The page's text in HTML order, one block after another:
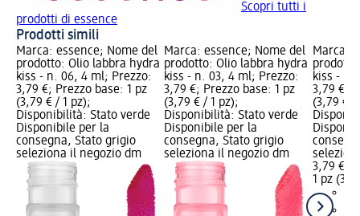
Scopri tutti i
prodotti di essence
Prodotti simili
Marca: essence; Nome del
prodotto: Olio labbra hydra
kiss - n. 06, 4 ml; Prezzo:
3,79 €; Prezzo base: 1 pz
(3,79 € / 1 pz);
Disponibilità: Stato verde
Disponibile per la
consegna, Stato grigio
seleziona il negozio dm
Marca: essence; Nome del
prodotto: Olio labbra hydra
kiss - n. 03, 4 ml; Prezzo:
3,79 €; Prezzo base: 1 pz
(3,79 € / 1 pz);
Disponibilità: Stato verde
Disponibile per la
consegna, Stato grigio
seleziona il negozio dm
Marca:
kiss - n.
3,79 €;
(3,79 € /
3,79 €
1 pz